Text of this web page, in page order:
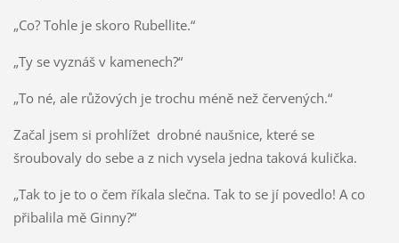
„Co? Tohle je skoro Rubellite.“
„Ty se vyznáš v kamenech?“
„To né, ale růžových je trochu méně než červených.“
Začal jsem si prohlížet drobné naušnice, které se
šroubovaly do sebe a z nich vysela jedna taková kulička.
„Tak to je to o čem říkala slečna. Tak to se jí povedlo! A co
přibalila mě Ginny?“